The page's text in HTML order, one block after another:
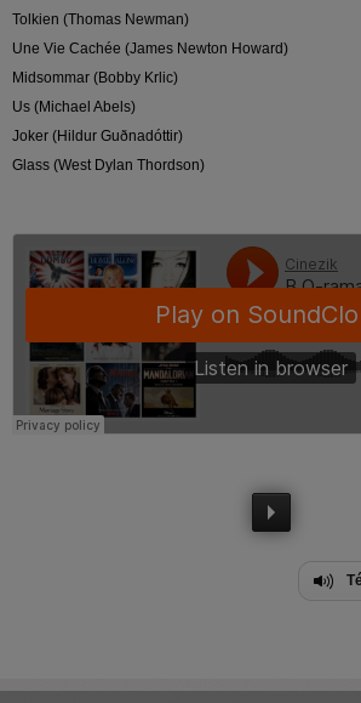
Tolkien (Thomas Newman)
Une Vie Cachée (James Newton Howard)
Midsommar (Bobby Krlic)
Us (Michael Abels)
Joker (Hildur Guðnadóttir)
Glass (West Dylan Thordson)